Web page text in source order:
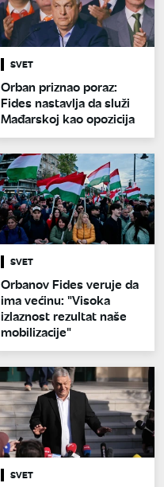
SVET
Orban priznao poraz:
Fides nastavlja da služi
Mađarskoj kao opozicija
SVET
Orbanov Fides veruje da
ima većinu: "Visoka
izlaznost rezultat naše
mobilizacije"
SVET